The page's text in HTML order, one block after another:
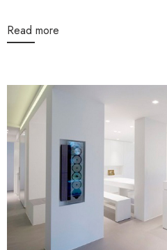
Read more